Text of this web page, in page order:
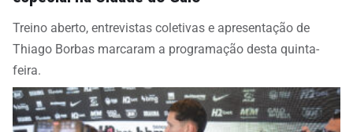
Treino aberto, entrevistas coletivas e apresentação de
Thiago Borbas marcaram a programação desta quinta-
feira.